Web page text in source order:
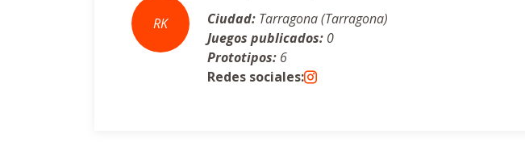
Ciudad: Tarragona (Tarragona)
Juegos publicados: 0
Prototipos: 6
Redes sociales: